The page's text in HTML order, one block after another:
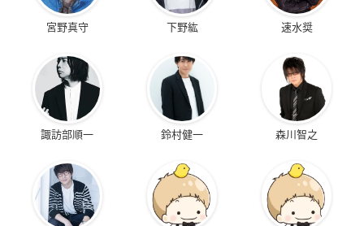
宮野真守 下野紘 速水奨
諏訪部順一 鈴村健一 森川智之